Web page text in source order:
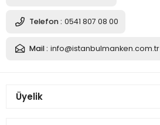
Telefon : 0541 807 08 00
Mail : info@istanbulmanken.com.tr
Üyelik